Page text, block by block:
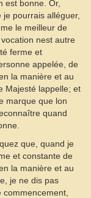
est bonne. Or,
pourrais alléguer,
le meilleur de
nest autre
ferme et
appelée, de
la manière et au
Majesté lappelle; et
marque que lon
quand
que, quand je
et constante de
la manière et au
je ne dis pas
commencement,